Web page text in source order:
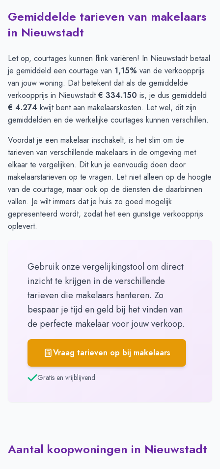
Gemiddelde tarieven van makelaars
in Nieuwstadt
Let op, courtages kunnen flink variëren! In Nieuwstadt betaal
je gemiddeld een courtage van 1,15% van de verkoopprijs
van jouw woning. Dat betekent dat als de gemiddelde
verkoopprijs in Nieuwstadt€ 334.150 is, je dus gemiddeld
€ 4.274 kwijt bent aan makelaarskosten. Let wel, dit zijn
gemiddelden en de werkelijke courtages kunnen verschillen.
Voordat je een makelaar inschakelt, is het slim om de
tarieven van verschillende makelaars in de omgeving met
elkaar te vergelijken. Dit kun je eenvoudig doen door
makelaarstarieven op te vragen. Let niet alleen op de hoogte
van de courtage, maar ook op de diensten die daarbinnen
vallen. Je wilt immers dat je huis zo goed mogelijk
gepresenteerd wordt, zodat het een gunstige verkoopprijs
oplevert.
Gebruik onze vergelijkingstool om direct
inzicht te krijgen in de verschillende
tarieven die makelaars hanteren. Zo
bespaar je tijd en geld bij het vinden van
de perfecte makelaar voor jouw verkoop.
Vraag tarieven op bij makelaars
Gratis en vrijblijvend
Aantal koopwoningen in Nieuwstadt